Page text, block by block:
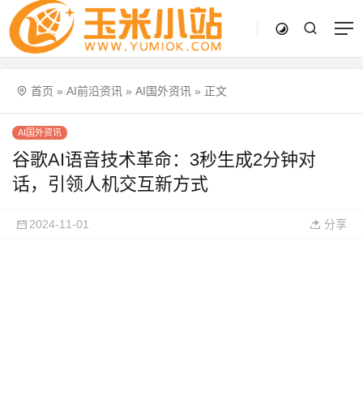
首页 » AI前沿资讯 » AI国外资讯 » 正文
AI国外资讯
谷歌AI语音技术革命：3秒生成2分钟对
话，引领人机交互新方式
2024-11-01 分享